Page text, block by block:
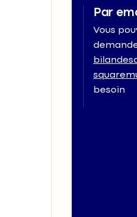
Par
Vous
besoin